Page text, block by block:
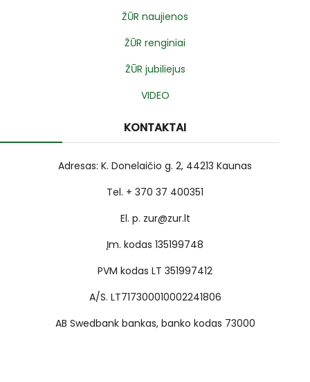
ŽŪR naujienos
ŽŪR renginiai
ŽŪR jubiliejus
VIDEO
KONTAKTAI
Adresas: K. Donelaičio g. 2, 44213 Kaunas
Tel. + 370 37 400351
El. p. zur@zur.lt
Įm. kodas 135199748
PVM kodas LT 351997412
A/S. LT717300010002241806
AB Swedbank bankas, banko kodas 73000